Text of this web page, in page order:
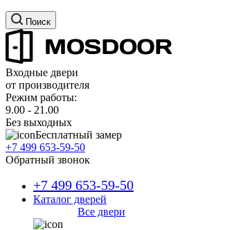
Поиск
Входные двери
от производителя
Режим работы:
9.00 - 21.00
Без выходных
Бесплатный замер
+7 499 653-59-50
Обратный звонок
+7 499 653-59-50
Каталог дверей
Все двери